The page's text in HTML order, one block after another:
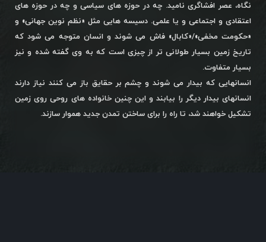
نگاه، عصر افشاگری نامید. چه در حوزه های سیاسی و چه در حوزه های
اعتقادی و اجتماعی و یا علمی. دسیسه هایی مثل «نظم نوین جهانی» و
«حکومت مخفی»/«کابال» فاش می شوند و انسان متوجه می شود که
تاریخ زمین بسیار طولانی تر از چیزی است که به وی گفته شده و نیز
بسیار متفاوت.
انسانهایی که بیدار می شوند و چشم بر حقایق باز می کنند نیاز دارند
انسانهای بیدار دیگر را بیابند و این چنین خانواده های روحی روی زمین
تشکیل خواهند شد، تا راه را برای ساختن تمدن جدید هموار سازند.